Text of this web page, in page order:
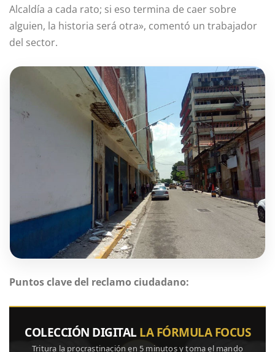
Alcaldía a cada rato; si eso termina de caer sobre
alguien, la historia será otra», comentó un trabajador
del sector.
Puntos clave del reclamo ciudadano:
COLECCIÓN DIGITAL LA FÓRMULA FOCUS
Tritura la procrastinación en 5 minutos y toma el mando